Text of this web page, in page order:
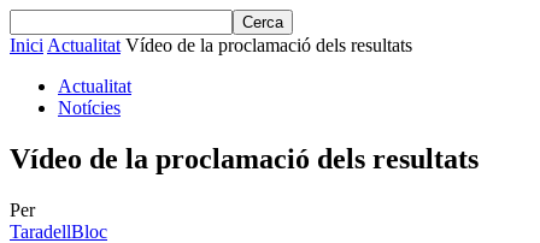
Inici Actualitat Vídeo de la proclamació dels resultats
Actualitat
Notícies
Vídeo de la proclamació dels resultats
Per
TaradellBloc